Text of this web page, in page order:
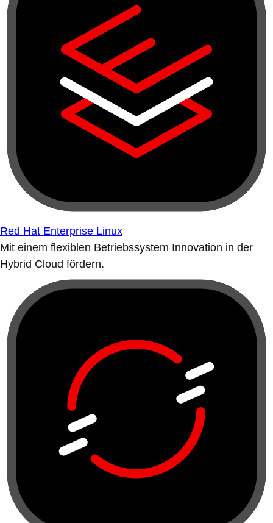
Red Hat Enterprise Linux
Mit einem flexiblen Betriebssystem Innovation in der
Hybrid Cloud fördern.